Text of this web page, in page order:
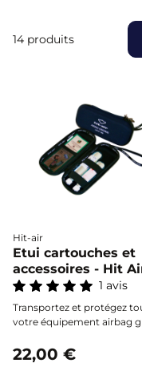
14 produits
Hit-air
Etui cartouches et
accessoires - Hit
1 avis
Transportez et protégez
votre équipement airbag
d’accueillir cartouches et
22,00 €